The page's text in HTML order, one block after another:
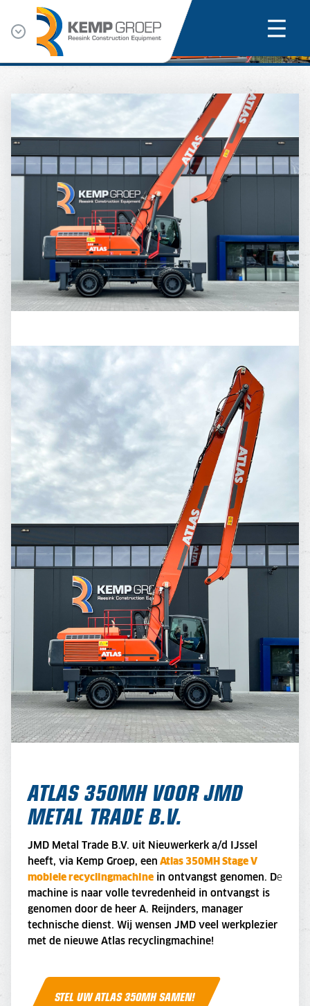
ATLAS 350MH VOOR JMD
METAL TRADE B.V.
JMD Metal Trade B.V. uit Nieuwerkerk a/d IJssel
heeft, via Kemp Groep, een Atlas 350MH Stage V
mobiele recyclingmachine in ontvangst genomen. De
machine is naar volle tevredenheid in ontvangst is
genomen door de heer A. Reijnders, manager
technische dienst. Wij wensen JMD veel werkplezier
met de nieuwe Atlas recyclingmachine!
STEL UW ATLAS 350MH SAMEN!